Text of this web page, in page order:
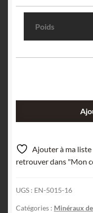
Poids
d’Agate,
La
Porcelaine,
Haute-
Vienne.
Ajouter à ma liste
retrouver dans "Mon
UGS : EN-5015-16
Catégories : Minéraux